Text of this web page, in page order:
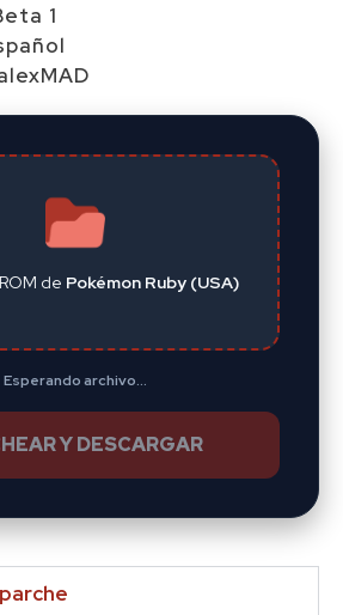
1
de Pokémon Ruby (USA)
Esperando archivo...
Y DESCARGAR